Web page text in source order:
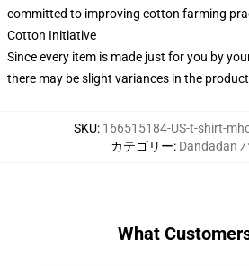
committed to improving cotton farming
Cotton Initiative
Since every item is made just for you by
there may be slight variances in the
SKU: 166515184-US-t-shirt-
カテゴリー: Dandadan
What